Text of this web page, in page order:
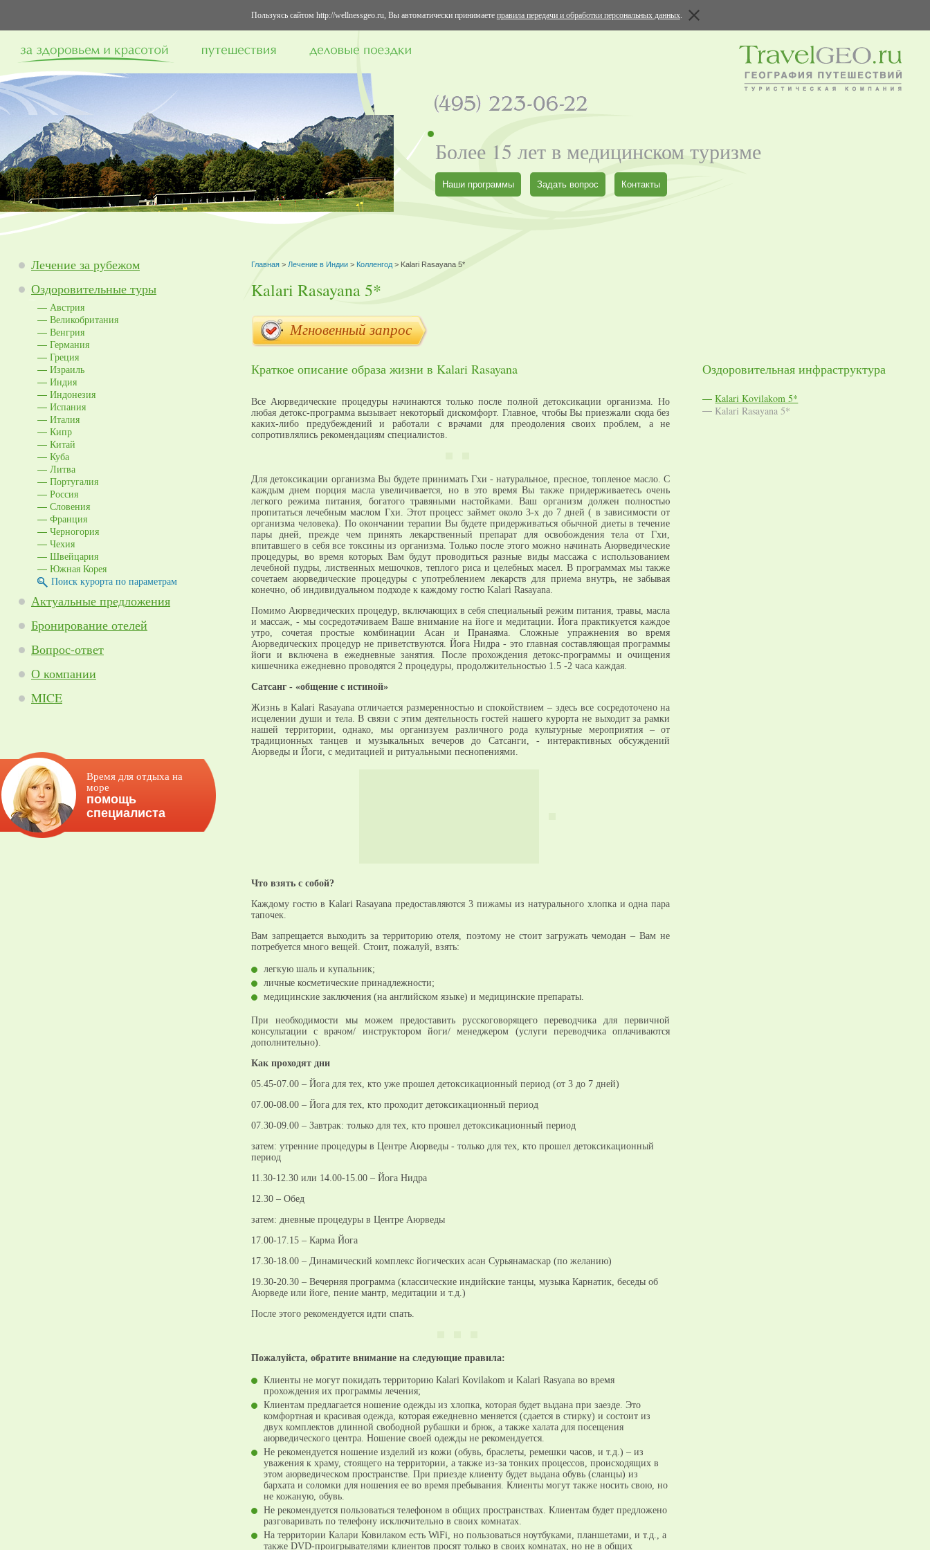
Пользуясь сайтом http://wellnessgeo.ru, Вы автоматически принимаете правила передачи и обработки персональных данных.
Более 15 лет в медицинском туризме
Наши программы Задать вопрос Контакты
Лечение за рубежом
Оздоровительные туры
Австрия
Великобритания
Венгрия
Германия
Греция
Израиль
Индия
Индонезия
Испания
Италия
Кипр
Китай
Куба
Литва
Португалия
Россия
Словения
Франция
Черногория
Чехия
Швейцария
Южная Корея
Поиск курорта по параметрам
Актуальные предложения
Бронирование отелей
Вопрос-ответ
О компании
MICE
Время для отдыха на
море
помощь
специалиста
Главная> Лечение в Индии> Колленгод> Kalari Rasayana 5*
Kalari Rasayana 5*
Мгновенный запрос
Краткое описание образа жизни в Kalari Rasayana
Все Аюрведические процедуры начинаются только после полной детоксикации организма. Но
любая детокс-программа вызывает некоторый дискомфорт. Главное, чтобы Вы приезжали сюда без
каких-либо предубеждений и работали с врачами для преодоления своих проблем, а не
сопротивлялись рекомендациям специалистов.
Для детоксикации организма Вы будете принимать Гхи - натуральное, пресное, топленое масло. С
каждым днем порция масла увеличивается, но в это время Вы также придерживаетесь очень
легкого режима питания, богатого травяными настойками. Ваш организм должен полностью
пропитаться лечебным маслом Гхи. Этот процесс займет около 3-х до 7 дней ( в зависимости от
организма человека). По окончании терапии Вы будете придерживаться обычной диеты в течение
пары дней, прежде чем принять лекарственный препарат для освобождения тела от Гхи,
впитавшего в себя все токсины из организма. Только после этого можно начинать Аюрведические
процедуры, во время которых Вам будут проводиться разные виды массажа с использованием
лечебной пудры, лиственных мешочков, теплого риса и целебных масел. В программах мы также
сочетаем аюрведические процедуры с употреблением лекарств для приема внутрь, не забывая
конечно, об индивидуальном подходе к каждому гостю Kalari Rasayana.
Помимо Аюрведических процедур, включающих в себя специальный режим питания, травы, масла
и массаж, - мы сосредотачиваем Ваше внимание на йоге и медитации. Йога практикуется каждое
утро, сочетая простые комбинации Асан и Пранаяма. Сложные упражнения во время
Аюрведических процедур не приветствуются. Йога Нидра - это главная составляющая программы
йоги и включена в ежедневные занятия. После прохождения детокс-программы и очищения
кишечника ежедневно проводятся 2 процедуры, продолжительностью 1.5 -2 часа каждая.
Сатсанг - «общение с истиной»
Жизнь в Kalari Rasayana отличается размеренностью и спокойствием – здесь все сосредоточено на
исцелении души и тела. В связи с этим деятельность гостей нашего курорта не выходит за рамки
нашей территории, однако, мы организуем различного рода культурные мероприятия – от
традиционных танцев и музыкальных вечеров до Сатсанги, - интерактивных обсуждений
Аюрведы и Йоги, с медитацией и ритуальными песнопениями.
Что взять с собой?
Каждому гостю в Kalari Rasayana предоставляются 3 пижамы из натурального хлопка и одна пара
тапочек.
Вам запрещается выходить за территорию отеля, поэтому не стоит загружать чемодан – Вам не
потребуется много вещей. Стоит, пожалуй, взять:
легкую шаль и купальник;
личные косметические принадлежности;
медицинские заключения (на английском языке) и медицинские препараты.
При необходимости мы можем предоставить русскоговорящего переводчика для первичной
консультации с врачом/ инструктором йоги/ менеджером (услуги переводчика оплачиваются
дополнительно).
Как проходят дни
05.45-07.00 – Йога для тех, кто уже прошел детоксикационный период (от 3 до 7 дней)
07.00-08.00 – Йога для тех, кто проходит детоксикационный период
07.30-09.00 – Завтрак: только для тех, кто прошел детоксикационный период
затем: утренние процедуры в Центре Аюрведы - только для тех, кто прошел детоксикационный
период
11.30-12.30 или 14.00-15.00 – Йога Нидра
12.30 – Обед
затем: дневные процедуры в Центре Аюрведы
17.00-17.15 – Карма Йога
17.30-18.00 – Динамический комплекс йогических асан Сурьянамаскар (по желанию)
19.30-20.30 – Вечерняя программа (классические индийские танцы, музыка Карнатик, беседы об
Аюрведе или йоге, пение мантр, медитации и т.д.)
После этого рекомендуется идти спать.
Пожалуйста, обратите внимание на следующие правила:
Клиенты не могут покидать территорию Кalari Кovilakom и Kalari Rasyana во время
прохождения их программы лечения;
Клиентам предлагается ношение одежды из хлопка, которая будет выдана при заезде. Это
комфортная и красивая одежда, которая ежедневно меняется (сдается в стирку) и состоит из
двух комплектов длинной свободной рубашки и брюк, а также халата для посещения
аюрведического центра. Ношение своей одежды не рекомендуется.
Не рекомендуется ношение изделий из кожи (обувь, браслеты, ремешки часов, и т.д.) – из
уважения к храму, стоящего на территории, а также из-за тонких процессов, происходящих в
этом аюрведическом пространстве. При приезде клиенту будет выдана обувь (сланцы) из
бархата и соломки для ношения ее во время пребывания. Клиенты могут также носить свою, но
не кожаную, обувь.
Не рекомендуется пользоваться телефоном в общих пространствах. Клиентам будет предложено
разговаривать по телефону исключительно в своих комнатах.
На территории Калари Ковилаком есть WiFi, но пользоваться ноутбуками, планшетами, и т.д., а
также DVD-проигрывателями клиентов просят только в своих комнатах, но не в общих
Оздоровительная инфраструктура
Kalari Kovilakom 5*
Kalari Rasayana 5*